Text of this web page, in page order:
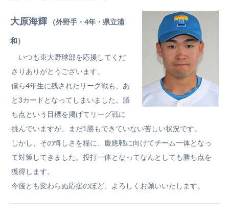
大原海輝 （外野手・4年・県立浦
和）
いつも東大野球部を応援してくだ
さりありがとうございます。
僕ら4年生に残されたリーグ戦も、あ
と3カードとなってしまいました。勝
ち点という目標を掲げてリーグ戦に
挑んでいますが、まだ1勝もできていない苦しい状況です。
しかし、その悔しさを糧に、慶應戦に向けてチーム一体となっ
て対策してきました。投打一体となってなんとしても勝ち点を
獲得します。
今後とも変わらぬ応援のほど、よろしくお願いいたします。